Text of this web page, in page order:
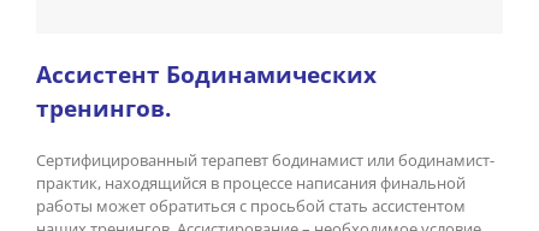
Ассистент Бодинамических
тренингов.
Сертифицированный терапевт бодинамист или бодинамист-
практик, находящийся в процессе написания финальной
работы может обратиться с просьбой стать ассистентом